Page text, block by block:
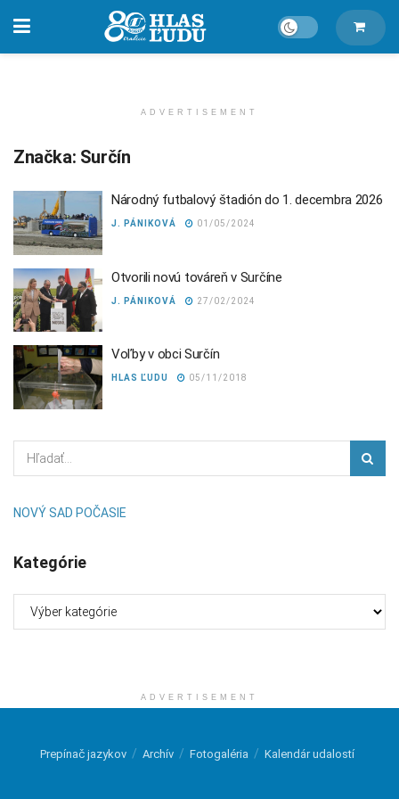
ADVERTISEMENT
Značka: Surčín
Národný futbalový štadión do 1. decembra 2026
J. PÁNIKOVÁ 01/05/2024
Otvorili novú továreň v Surčíne
J. PÁNIKOVÁ 27/02/2024
Voľby v obci Surčín
HLAS ĽUDU 05/11/2018
NOVÝ SAD POČASIE
Kategórie
ADVERTISEMENT
Prepínač jazykov Archív Fotogaléria Kalendár udalostí